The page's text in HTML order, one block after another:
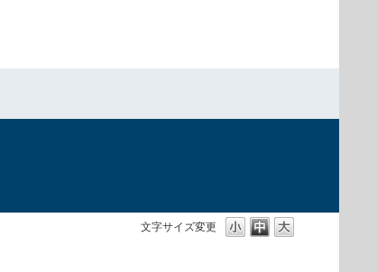
文字サイズ変更